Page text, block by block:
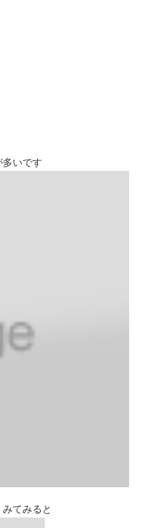
いです
てみると